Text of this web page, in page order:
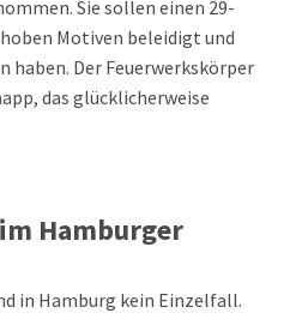
Sie sollen einen 29-
Motiven beleidigt und
Der Feuerwerkskörper
das glücklicherweise
Hamburger
in Hamburg kein Einzelfall.